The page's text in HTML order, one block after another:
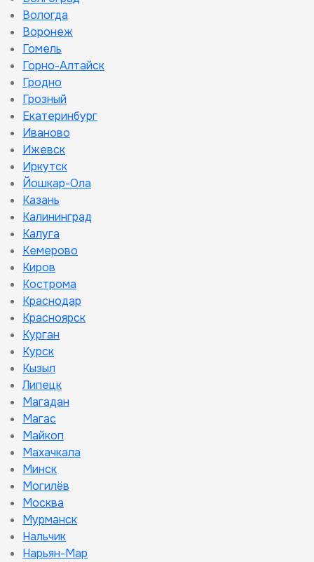
Вологда
Воронеж
Гомель
Горно-Алтайск
Гродно
Грозный
Екатеринбург
Иваново
Ижевск
Иркутск
Йошкар-Ола
Казань
Калининград
Калуга
Кемерово
Киров
Кострома
Краснодар
Красноярск
Курган
Курск
Кызыл
Липецк
Магадан
Магас
Майкоп
Махачкала
Минск
Могилёв
Москва
Мурманск
Нальчик
Нарьян-Мар